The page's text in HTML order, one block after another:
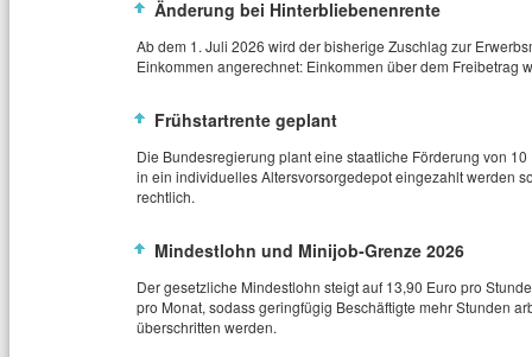
Änderung bei Hinterbliebenenrente
Ab dem 1. Juli 2026 wird der bisherige Zuschlag zur
Einkommen angerechnet: Einkommen über dem Freibetrag
Frühstartrente geplant
Die Bundesregierung plant eine staatliche Förderung von
in ein individuelles Altersvorsorgedepot eingezahlt werden
rechtlich.
Mindestlohn und Minijob‑Grenze 2026
Der gesetzliche Mindestlohn steigt auf 13,90 Euro pro
pro Monat, sodass geringfügig Beschäftigte mehr Stunden
überschritten werden.